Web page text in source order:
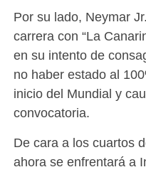
Por su lado, Neymar
carrera con “La
en su intento de
no haber estado al
inicio del Mundial y
convocatoria.
De cara a los cuartos
ahora se enfrentará a